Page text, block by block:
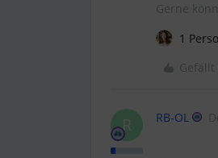
Gerne
1
R RB-OL